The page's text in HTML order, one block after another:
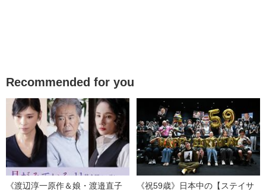
Recommended for you
《渡辺淳一原作＆娘・渡邉直子
《祝59歳》日本中の【ステイサ